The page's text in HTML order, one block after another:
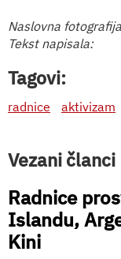
Naslovna
Tekst napisala:
Tagovi:
radnice aktivizam
Vezani članci
Radnice
Islandu,
Kini